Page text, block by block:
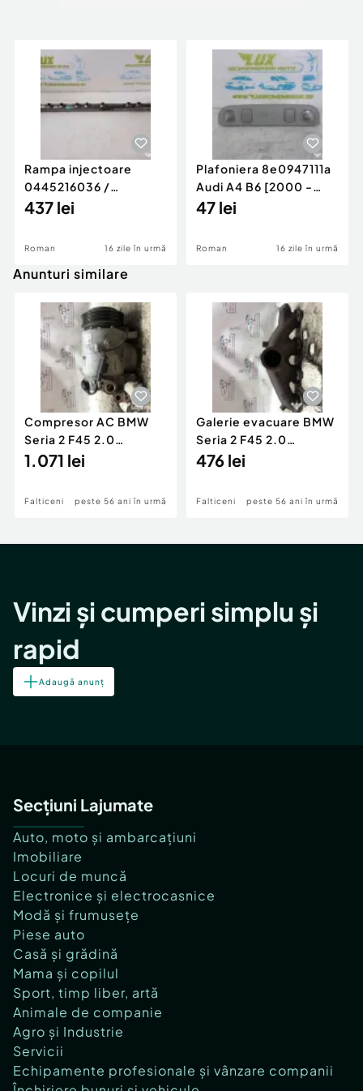
Rampa injectoare
0445216036 /
780542302 3.0 d 313
437 lei
Roman 16 zile în urmă
Plafoniera 8e0947111a
Audi A4 B6 [2000 -
2005]
47 lei
Roman 16 zile în urmă
Anunturi similare
Compresor AC BMW
Seria 2 F45 2.0
Motorina 2016
1.071 lei
Falticeni peste 56 ani în urmă
Galerie evacuare BMW
Seria 2 F45 2.0
Motorina 2016
476 lei
Falticeni peste 56 ani în urmă
Vinzi și cumperi simplu și
rapid
Adaugă anunț
Secțiuni Lajumate
Auto, moto și ambarcațiuni
Imobiliare
Locuri de muncă
Electronice și electrocasnice
Modă și frumusețe
Piese auto
Casă și grădină
Mama și copilul
Sport, timp liber, artă
Animale de companie
Agro și Industrie
Servicii
Echipamente profesionale și vânzare companii